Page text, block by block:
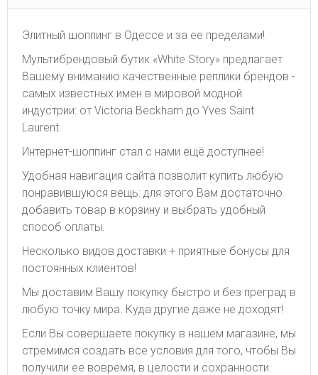
Элитный шоппинг в Одессе и за ее пределами!
Мультибрендовый бутик «White Story» предлагает
Вашему вниманию качественные реплики брендов -
самых известных имен в мировой модной
индустрии: от Victoria Beckham до Yves Saint
Laurent.
Интернет-шоппинг стал с нами ещё доступнее!
Удобная навигация сайта позволит купить любую
понравившуюся вещь: для этого Вам достаточно
добавить товар в корзину и выбрать удобный
способ оплаты.
Несколько видов доставки + приятные бонусы для
постоянных клиентов!
Мы доставим Вашу покупку быстро и без преград в
любую точку мира. Куда другие даже не доходят!
Если Вы совершаете покупку в нашем магазине, мы
стремимся создать все условия для того, чтобы Вы
получили ее вовремя, в целости и сохранности.